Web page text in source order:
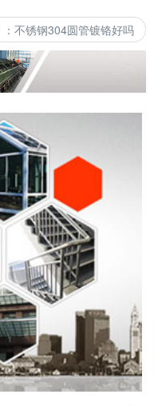
： 不锈钢304圆管镀铬好吗